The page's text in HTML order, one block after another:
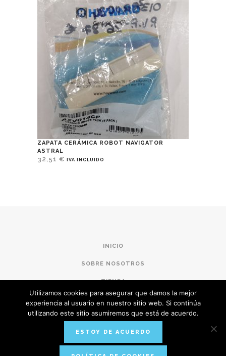
ZAPATA CERÁMICA ROBOT NAVIGATOR
ASTRAL
32,51 € IVA INCLUIDO
INICIO
SOBRE NOSOTROS
TIENDA
CONDICIONES DE COMPRA
POLÍTICA DE PRIVACIDAD
AVISO LEGAL
Utilizamos cookies para asegurar que damos la mejor
experiencia al usuario en nuestro sitio web. Si continúa
utilizando este sitio asumiremos que está de acuerdo.
ESTOY DE ACUERDO